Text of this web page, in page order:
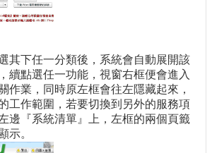
其下任一分類後，系統會自動展開該
續點選任一功能，視窗右框便會進入
作業，同時原左框會往左隱藏起來，
工作範圍，若要切換到另外的服務項
邊『系統清單』上，左框的兩個頁籤
示。